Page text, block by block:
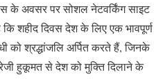
के अवसर पर सोशल नेटवर्किंग साइट
शहीद दिवस देश के लिए एक भावपूर्ण
को श्रद्धांजलि अर्पित करते हैं, जिनके
हुकूमत से देश को मुक्ति दिलाने के